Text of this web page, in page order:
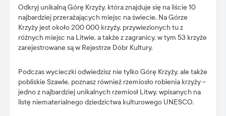
Odkryj unikalną Górę Krzyży, która znajduje się na liście 10
najbardziej przerażających miejsc na świecie. Na Górze
Krzyży jest około 200 000 krzyży, przywiezionych tu z
różnych miejsc na Litwie, a także z zagranicy, w tym 53 krzyże
zarejestrowane są w Rejestrze Dóbr Kultury.
Podczas wycieczki odwiedzisz nie tylko Górę Krzyży, ale także
pobliskie Szawle, poznasz również rzemiosło robienia krzyży –
jedno z najbardziej unikalnych rzemiosł Litwy, wpisanych na
listę niematerialnego dziedzictwa kulturowego UNESCO.